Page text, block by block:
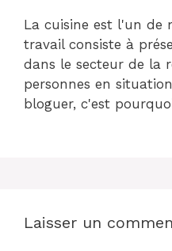
La cuisine est l'un de
travail consiste à
dans le secteur de la
personnes en
bloguer, c'est
Laisser un